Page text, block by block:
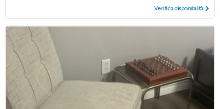
Verifica disponibilità